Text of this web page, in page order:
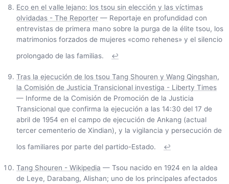
Eco en el valle lejano: los tsou sin elección y las víctimas
olvidadas - The Reporter — Reportaje en profundidad con
entrevistas de primera mano sobre la purga de la élite tsou, los
matrimonios forzados de mujeres «como rehenes» y el silencio
prolongado de las familias.
↩
Tras la ejecución de los tsou Tang Shouren y Wang Qingshan,
la Comisión de Justicia Transicional investiga - Liberty Times
— Informe de la Comisión de Promoción de la Justicia
Transicional que confirma la ejecución a las 14:30 del 17 de
abril de 1954 en el campo de ejecución de Ankang (actual
tercer cementerio de Xindian), y la vigilancia y persecución de
los familiares por parte del partido-Estado.
↩
Tang Shouren - Wikipedia — Tsou nacido en 1924 en la aldea
de Leye, Darabang, Alishan; uno de los principales afectados